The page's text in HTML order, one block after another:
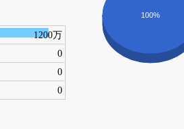
1200万
0
0
0
100%